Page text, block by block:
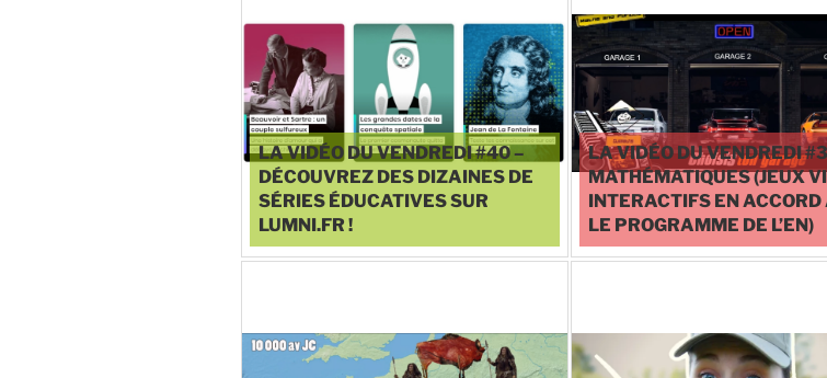
LA VIDÉO DU VENDREDI #40 –
DÉCOUVREZ DES DIZAINES DE
SÉRIES ÉDUCATIVES SUR
LUMNI.FR !
LA VIDÉO DU VENDREDI
MATHÉMATIQUES (JEUX
INTERACTIFS EN ACCORD
LE PROGRAMME DE L’EN)